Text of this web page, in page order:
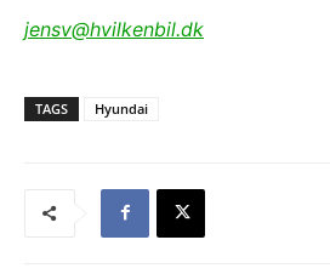
jensv@hvilkenbil.dk
TAGS Hyundai